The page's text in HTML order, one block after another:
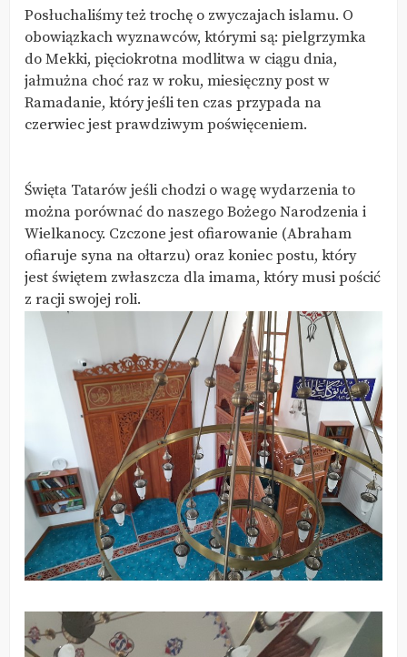
Posłuchaliśmy też trochę o zwyczajach islamu. O
obowiązkach wyznawców, którymi są: pielgrzymka
do Mekki, pięciokrotna modlitwa w ciągu dnia,
jałmużna choć raz w roku, miesięczny post w
Ramadanie, który jeśli ten czas przypada na
czerwiec jest prawdziwym poświęceniem.
Święta Tatarów jeśli chodzi o wagę wydarzenia to
można porównać do naszego Bożego Narodzenia i
Wielkanocy. Czczone jest ofiarowanie (Abraham
ofiaruje syna na ołtarzu) oraz koniec postu, który
jest świętem zwłaszcza dla imama, który musi pościć
z racji swojej roli.